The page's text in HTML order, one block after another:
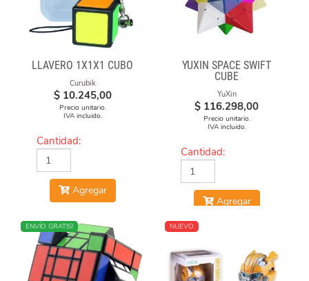
LLAVERO 1X1X1 CUBO
Curubik
$ 10.245,00
Precio unitario.
IVA incluido.
Cantidad:
Agregar
YUXIN SPACE SWIFT
CUBE
YuXin
$ 116.298,00
Precio unitario.
IVA incluido.
Cantidad:
Agregar
NUEVO
ENVÍO GRATIS! NUEVO